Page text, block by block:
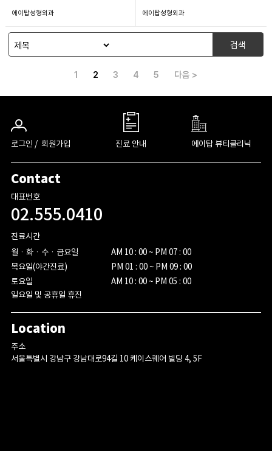
에이탑성형외과 에이탑성형외과
검색
1 2 3 4 5 다음 >
로그인 / 회원가입 진료 안내 에이탑 뷰티클리닉
Contact
대표번호
02.555.0410
진료시간
월ㆍ화ㆍ수ㆍ금요일
목요일(야간진료)
토요일
AM 10 : 00 ~ PM 07 : 00
PM 01 : 00 ~ PM 09 : 00
AM 10 : 00 ~ PM 05 : 00
일요일 및 공휴일 휴진
Location
주소
서울특별시 강남구 강남대로94길 10 케이스퀘어 빌딩 4, 5F